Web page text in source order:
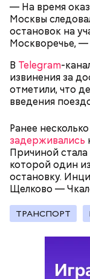
— На время
Москвы
остановок на
Москворечье, —
В Telegram-
извинения за
отметили, что
введения
Ранее
задерживались
Причиной стала
которой один
остановку.
Щелково —
ТРАНСПОРТ
— Гасанов,
продажи и
сетях. С целью
покупателей
прогнозов
свои личные
также на
счета, —
Родственники
их Гасанову. А
вызвать
распределял их
либопокупал
Первой
Следующим
когда молодые
подозреваемый
больнице.